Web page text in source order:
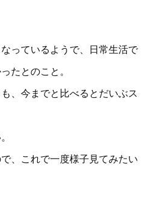
っているようで、日常生活で
たとのこと。
、今までと比べるとだいぶス
、これで一度様子見てみたい